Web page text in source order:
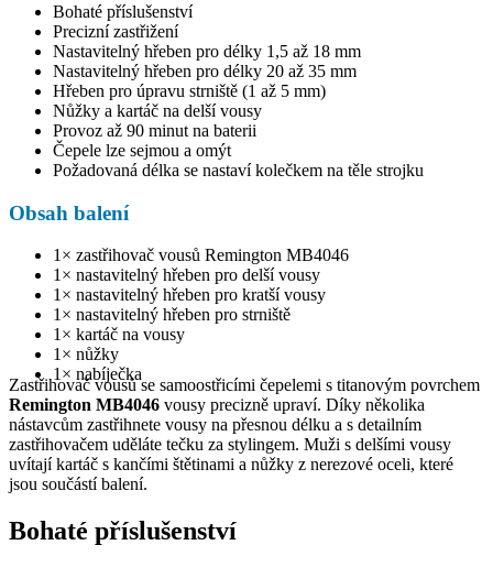
Bohaté příslušenství
Precizní zastřižení
Nastavitelný hřeben pro délky 1,5 až 18 mm
Nastavitelný hřeben pro délky 20 až 35 mm
Hřeben pro úpravu strniště (1 až 5 mm)
Nůžky a kartáč na delší vousy
Provoz až 90 minut na baterii
Čepele lze sejmou a omýt
Požadovaná délka se nastaví kolečkem na těle strojku
Obsah balení
1× zastřihovač vousů Remington MB4046
1× nastavitelný hřeben pro delší vousy
1× nastavitelný hřeben pro kratší vousy
1× nastavitelný hřeben pro strniště
1× kartáč na vousy
1× nůžky
1× nabíječka
Zastřihovač vousů se samoostřicími čepelemi s titanovým povrchem
Remington MB4046 vousy precizně upraví. Díky několika
nástavcům zastřihnete vousy na přesnou délku a s detailním
zastřihovačem uděláte tečku za stylingem. Muži s delšími vousy
uvítají kartáč s kančími štětinami a nůžky z nerezové oceli, které
jsou součástí balení.
Bohaté příslušenství